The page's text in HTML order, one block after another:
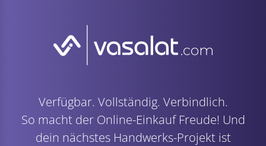
Verfügbar. Vollständig. Verbindlich.
So macht der Online-Einkauf Freude! Und
dein nächstes Handwerks-Projekt ist